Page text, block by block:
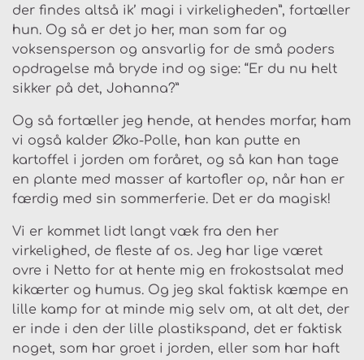
der findes altså ik’ magi i virkeligheden”, fortæller
hun. Og så er det jo her, man som far og
voksensperson og ansvarlig for de små poders
opdragelse må bryde ind og sige: “Er du nu helt
sikker på det, Johanna?”
Og så fortæller jeg hende, at hendes morfar, ham
vi også kalder Øko-Polle, han kan putte en
kartoffel i jorden om foråret, og så kan han tage
en plante med masser af kartofler op, når han er
færdig med sin sommerferie. Det er da magisk!
Vi er kommet lidt langt væk fra den her
virkelighed, de fleste af os. Jeg har lige været
ovre i Netto for at hente mig en frokostsalat med
kikærter og humus. Og jeg skal faktisk kæmpe en
lille kamp for at minde mig selv om, at alt det, der
er inde i den der lille plastikspand, det er faktisk
noget, som har groet i jorden, eller som har haft